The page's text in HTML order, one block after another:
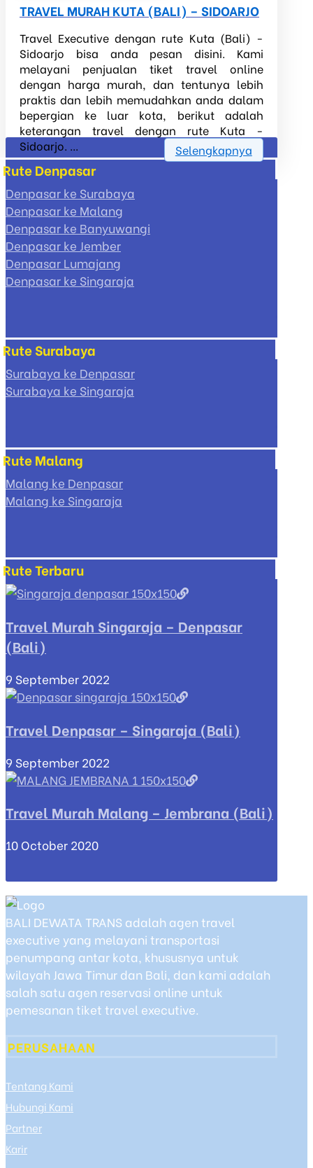
TRAVEL MURAH KUTA (BALI) – SIDOARJO
Travel Executive dengan rute Kuta (Bali) -
Sidoarjo bisa anda pesan disini. Kami
melayani penjualan tiket travel online
dengan harga murah, dan tentunya lebih
praktis dan lebih memudahkan anda dalam
bepergian ke luar kota, berikut adalah
keterangan travel dengan rute Kuta -
Sidoarjo. ...
Selengkapnya
Rute Denpasar
Denpasar ke Surabaya
Denpasar ke Malang
Denpasar ke Banyuwangi
Denpasar ke Jember
Denpasar Lumajang
Denpasar ke Singaraja
Rute Surabaya
Surabaya ke Denpasar
Surabaya ke Singaraja
Rute Malang
Malang ke Denpasar
Malang ke Singaraja
Rute Terbaru
Travel Murah Singaraja – Denpasar
(Bali)
9 September 2022
Travel Denpasar – Singaraja (Bali)
9 September 2022
Travel Murah Malang – Jembrana (Bali)
10 October 2020
BALI DEWATA TRANS adalah agen travel
executive yang melayani transportasi
penumpang antar kota, khususnya untuk
wilayah Jawa Timur dan Bali, dan kami adalah
salah satu agen reservasi online untuk
pemesanan tiket travel executive.
PERUSAHAAN
Tentang Kami
Hubungi Kami
Partner
Karir